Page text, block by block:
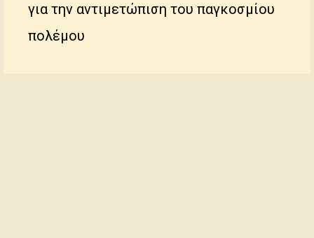
για την αντιμετώπιση του παγκοσμίου
πολέμου